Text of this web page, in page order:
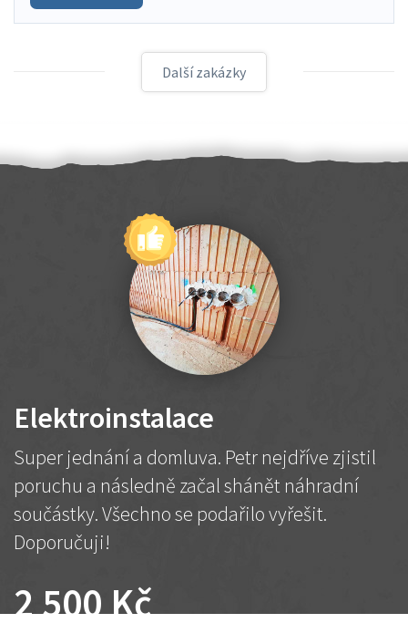
Další zakázky
Elektroinstalace
Super jednání a domluva. Petr nejdříve zjistil
poruchu a následně začal shánět náhradní
součástky. Všechno se podařilo vyřešit.
Doporučuji!
2 500 Kč